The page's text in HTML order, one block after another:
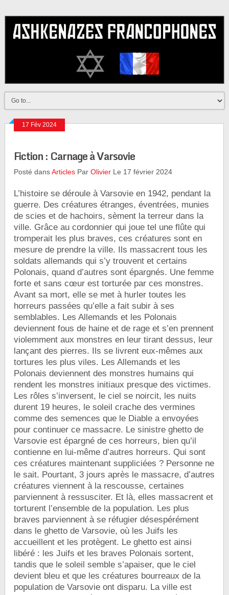
17 Fév 2024
Fiction : Carnage à Varsovie
Posté dansArticles ParOlivier Le 17 février 2024
L’histoire se déroule à Varsovie en 1942, pendant la
guerre. Des créatures étranges, éventrées, munies
de scies et de hachoirs, sèment la terreur dans la
ville. Grâce au cordonnier qui joue tel une flûte qui
tromperait les plus braves, ces créatures sont en
mesure de prendre la ville. Ils massacrent tous les
soldats allemands qui s’y trouvent et certains
Polonais, quand d’autres sont épargnés. Une femme
forte et sans cœur est torturée par ces monstres.
Avant sa mort, elle se met à hurler toutes les
horreurs passées qu’elle a fait subir à ses
semblables. Les Allemands et les Polonais
deviennent fous de haine et de rage et s’en prennent
violemment aux monstres en leur tirant dessus, leur
lançant des pierres. Ils se livrent eux-mêmes aux
tortures les plus viles. Les Allemands et les
Polonais deviennent des monstres humains qui
rendent les monstres initiaux presque des victimes.
Les rôles s’inversent, le ciel se noircit, les nuits
durent 19 heures, le soleil crache des vermines
comme des semences que le Diable a envoyées
pour continuer ce massacre. Le sinistre ghetto de
Varsovie est épargné de ces horreurs, bien qu’il
contienne en lui-même d’autres horreurs. Qui sont
ces créatures maintenant suppliciées ? Personne ne
le sait. Pourtant, 3 jours après le massacre, d’autres
créatures viennent à la rescousse, certaines
parviennent à ressusciter. Et là, elles massacrent et
torturent l’ensemble de la population. Les plus
braves parviennent à se réfugier désespérément
dans le ghetto de Varsovie, où les Juifs les
accueillent et les protègent. Le ghetto est ainsi
libéré : les Juifs et les braves Polonais sortent,
tandis que le soleil semble s’apaiser, que le ciel
devient bleu et que les créatures bourreaux de la
population de Varsovie ont disparu. La ville est